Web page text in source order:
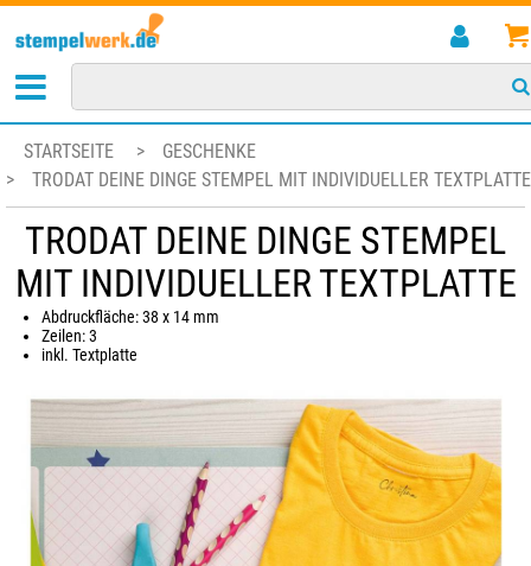
STARTSEITE >
GESCHENKE
>
TRODAT DEINE DINGE STEMPEL MIT INDIVIDUELLER TEXTPLATTE
TRODAT DEINE DINGE STEMPEL
MIT INDIVIDUELLER TEXTPLATTE
Abdruckfläche: 38 x 14 mm
Zeilen: 3
inkl. Textplatte